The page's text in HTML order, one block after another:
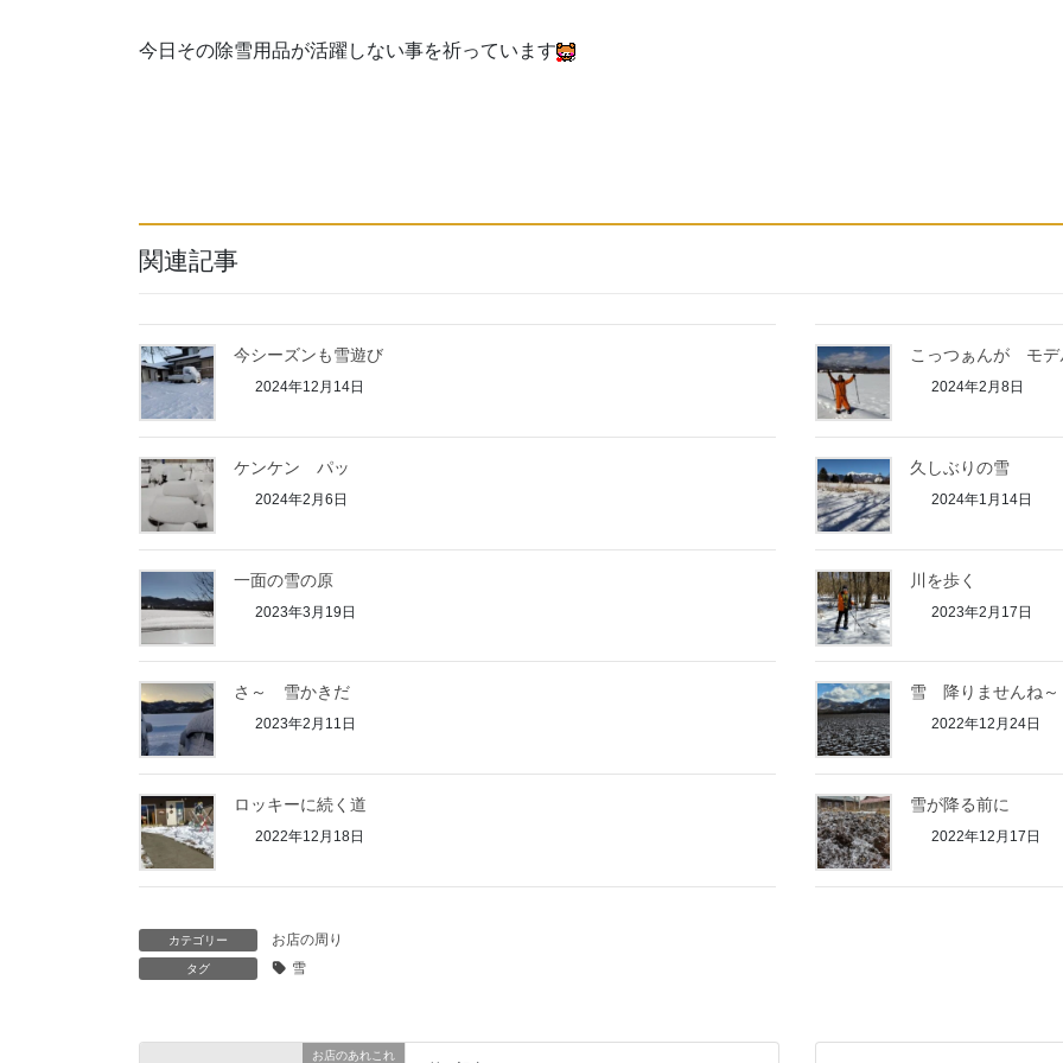
今日その除雪用品が活躍しない事を祈っています
関連記事
今シーズンも雪遊び
2024年12月14日
こっつぁんが モデ
2024年2月8日
ケンケン パッ
2024年2月6日
久しぶりの雪
2024年1月14日
一面の雪の原
2023年3月19日
川を歩く
2023年2月17日
さ～ 雪かきだ
2023年2月11日
雪 降りませんね～
2022年12月24日
ロッキーに続く道
2022年12月18日
雪が降る前に
2022年12月17日
カテゴリー お店の周り
タグ 雪
お店のあれこれ